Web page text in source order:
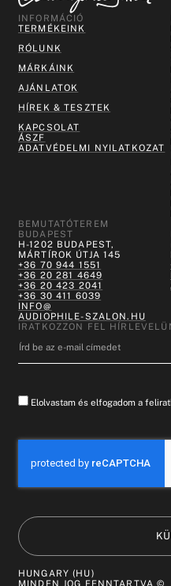
INFORMÁCIÓ
TERMÉKEINK
RÓLUNK
MÁRKÁINK
AJÁNLATOK
HÍREK & TESZTEK
KAPCSOLAT
ÁSZF
ADATVÉDELMI NYILATKOZAT
BEMUTATÓTEREM
BUDAPEST
H-1202 BUDAPEST,
MÁRTÍROK ÚTJA 145
+36 70 944 1551
+36 20 281 4649
+36 20 423 2041
+36 30 411 6039
INFO@
AUDIOPHILE-SZALON.HU
IRATKOZZON FEL
Elolvastam és elfogadom a
HUNGARY (HU)
MINDEN JOG FENNTARTVA ©